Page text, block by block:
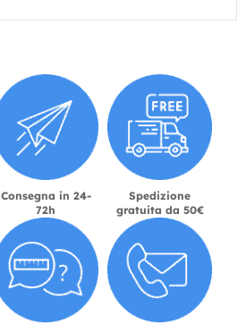
Consegna in 24-
72h
Spedizione
gratuita da 50€